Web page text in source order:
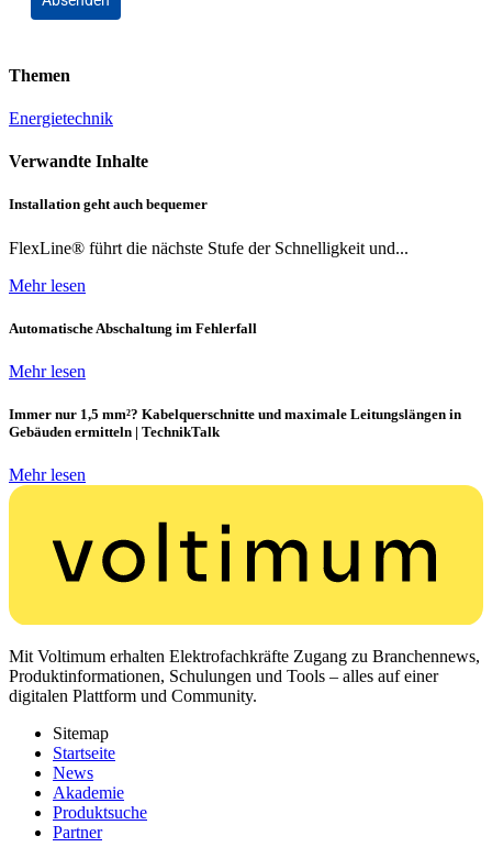
Themen
Energietechnik
Verwandte Inhalte
Installation geht auch bequemer
FlexLine® führt die nächste Stufe der Schnelligkeit und...
Mehr lesen
Automatische Abschaltung im Fehlerfall
Mehr lesen
Immer nur 1,5 mm²? Kabelquerschnitte und maximale Leitungslängen in
Gebäuden ermitteln | TechnikTalk
Mehr lesen
Mit Voltimum erhalten Elektrofachkräfte Zugang zu Branchennews,
Produktinformationen, Schulungen und Tools – alles auf einer
digitalen Plattform und Community.
Sitemap
Startseite
News
Akademie
Produktsuche
Partner